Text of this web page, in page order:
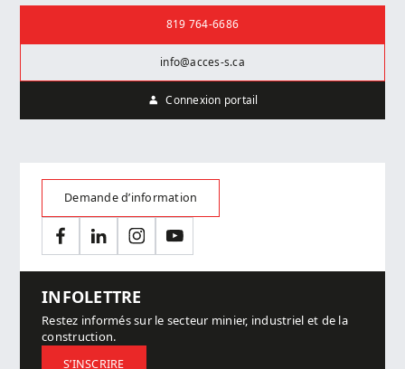
819 764-6686
info@acces-s.ca
Connexion portail
Demande d’information
FacebookLinkedInInstagramYouTube
INFOLETTRE
Restez informés sur le secteur minier, industriel et de la
construction.
S’INSCRIRE